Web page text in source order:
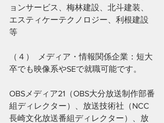
ョンサービス、梅林建設、北斗建装、
エスティケーテクノロジー、利根建設
等
（４）  メディア・情報関係企業：短大
卒でも映像系やSEで就職可能です。
OBSメディア21（OBS大分放送制作部番
組ディレクター）、放送技術社（NCC
長崎文化放送番組ディレクター）、放